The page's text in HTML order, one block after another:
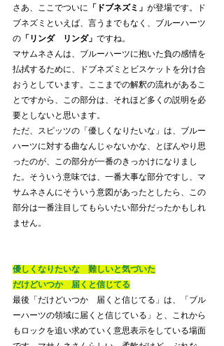
さあ、ここでついに 「ドブネズミ」 が登場です。ド
ブネズミといえば、言うまでもなく、ブルーハーツ
の 「リンダ　リンダ」 ですね。
マサムネさんは、ブルーハーツに抱いた負の感情を
払拭するために、ドブネズミとビスケットを分け合
おうとしています。ここまでの解釈の流れがあるこ
とですから、この部分は、それほど多くの説明を必
要としないと思います。
ただ、スピッツの「優しくなりたいな」は、ブルー
ハーツに対する曲なんじゃないかな、とぼんやり思
ったのが、この部分が一番のきっかけになりまし
た。そういう意味では、一番大事な部分ですし、マ
サムネさんにそういう意図があったとしたら、この
部分は一番注目してもらいたい部分だったかもしれ
ません。
優しくなりたいな　難しいと気づいた
だけどいつか　届くと信じてる
最後「だけどいつか　届くと信じてる」は、「ブル
ーハーツの領域に届くと信じている」と、これから
もロックを追い求めていく意思表示をしている場面